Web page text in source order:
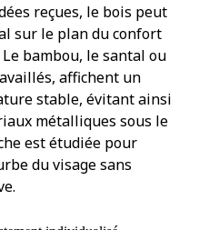
reçues, le bois peut
sur le plan du confort
bambou, le santal ou
affichent un
stable, évitant ainsi
métalliques sous le
est étudiée pour
du visage sans